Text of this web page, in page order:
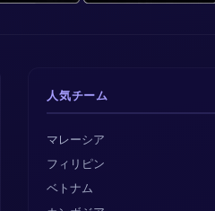
人気チーム
マレーシア
フィリピン
ベトナム